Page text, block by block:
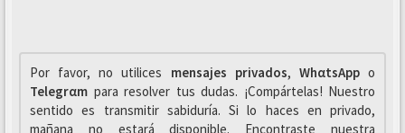
Por favor, no utilices mensajes privados, WhαtsAppo
Telegrαm para resolver tus dudas. ¡Compártelas! Nuestro
sentido es transmitir sabiduría. Si lo haces en privado,
mañana no estará disponible. Encontraste nuestra